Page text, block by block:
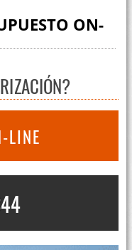
ON-
LINE